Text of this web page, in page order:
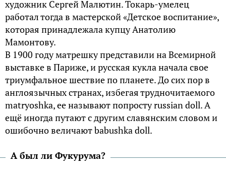
художник Сергей Малютин. Токарь-умелец
работал тогда в мастерской «Детское воспитание»,
которая принадлежала купцу Анатолию
Мамонтову.
В 1900 году матрешку представили на Всемирной
выставке в Париже, и русская кукла начала свое
триумфальное шествие по планете. До сих пор в
англоязычных странах, избегая трудночитаемого
matryoshka, ее называют попросту russian doll. А
ещё иногда путают с другим славянским словом и
ошибочно величают babushka doll.
А был ли Фукурума?